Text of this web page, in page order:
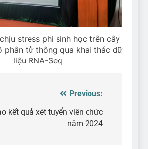
stress phi sinh học trên cây
phân tử thông qua khai thác dữ
liệu RNA-Seq
Previous:
kết quả xét tuyển viên chức
năm 2024